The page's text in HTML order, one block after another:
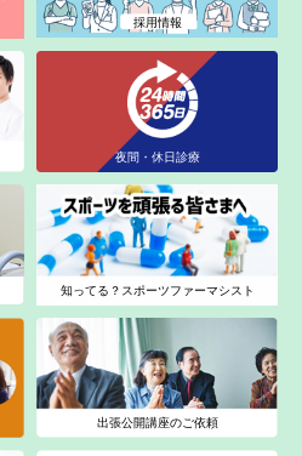
採用情報
夜間・休日診療
知ってる？スポーツファーマシスト
出張公開講座のご依頼